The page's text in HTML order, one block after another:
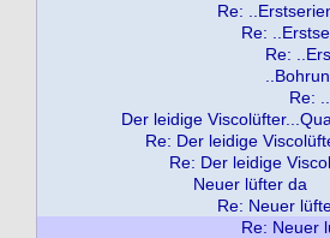
Re:
Re:
Re:
Re:
Der leidige
Re: Der leidige
Re: Der leidige
Neuer lüfter da
Re: Neuer
Re: Neuer